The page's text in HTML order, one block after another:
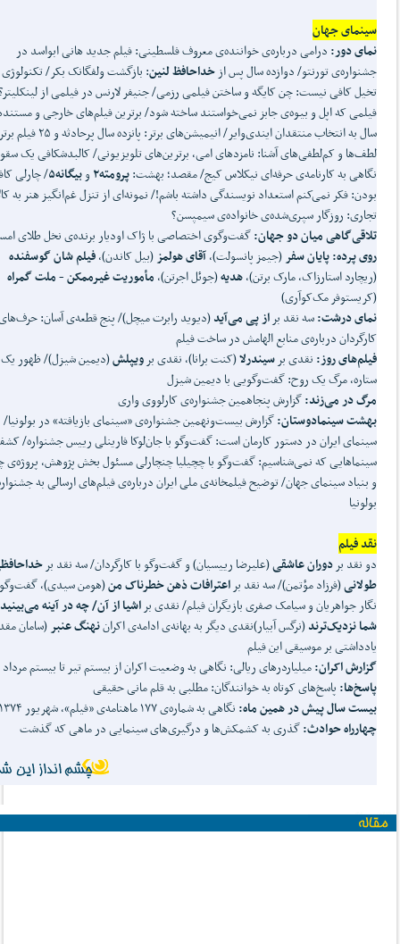
سینمای جهان
نمای دور: درامی درباره‌ی‌ خواننده‌ی‌ معروف فلسطینی: فیلم جدید هانی ابواسد در
جشنواره‌ی‌ تورنتو/ دوازده سال پس ازخداحافظ لنین: بازگشت ولفگانک بکر/
تخیل کافی نیست: چن کایگه و ساختن فیلمی رزمی/ جنیفر لارنس در فیلمی از
فیلمی که اپل و بیوه‌ی‌ جابز نمی‌خواستند ساخته شود/ برترین فیلم‌های خارجی و
سال به انتخاب منتقدان ایندی‌وایر/ انیمیشن‌های برتر: پانزده سال
لطف‌ها و کم‌لطفی‌های آشنا: نامزدهای امی، برترین‌های تلویزیونی/ کالبدشکافی یک
نگاهی به کارنامه‌ی‌ حرفه‌ای نیکلاس کیج/ مقصد؛ بهشت:پرومته۲ وبیگانه۵ / چارلی
بودن: فکر نمی‌کنم استعداد نویسندگی داشته باشم!/ نمونه‌ای از تنزل غم‌انگیز هنر به
تجاری: روزگار سپری‌شده‌ی‌ خانواده‌ی‌ سیمپسن؟
تلاقیگاهی میان دو جهان:گفت‌وگوی اختصاصی با ژاک اودیار برنده‌ی‌ نخل طلای
روی پرده:پایان سفر (جیمز پانسولت)،آقای هولمز (بیل کاندن)،فیلم شان گوسفنده
(ریچارد استارزاک، مارک برتن)،هدیه(جوئل اجرتن)، مأموریت غیرممکن - ملت گمراه
(کریستوفر مک‌کوآری)
نمای درشت:سه نقد براز پی میآید(دیوید رابرت میچل)/ پنج قطعه‌ی‌ آسان:
کارگردان درباره‌ی‌ منابع الهامش در ساخت فیلم
فیلمهای روز: نقدی برسیندرلا(کنت برانا)، نقدی برویپلش(دیمین شیزل)/ ظهور یک
ستاره، مرگ یک روح: گفت‌وگویی با دیمین شیزل
مرگ در میزند:گزارش پنجاهمین جشنواره‌ی‌ کارلووی واری
بهشت سینمادوستان:گزارش بیست‌ونهمین جشنواره‌ی‌ «سینمای بازیافته» در بولونیا/
سینمای ایران در دستور کارمان است: گفت‌وگو با جان‌لوکا فارینلی رییس جشنواره/
سینماهایی که نمی‌شناسیم: گفت‌وگو با چچیلیا چنچارلی مسئول بخش پژوهش، پروژه‌ی‌
و بنیاد سینمای جهان/ توضیح فیلمخانه‌ی‌ ملی ایران درباره‌ی‌ فیلم‌های ارسالی به
بولونیا
نقد فیلم
دو نقد بردوران عاشقی(علیرضا رییسیان) و گفت‌وگو با کارگردان/ سه نقد بر
طولانی(فرزاد مؤتمن)/ سه نقد براعترافات ذهن خطرناک من(هومن سیدی)، گفت‌وگو
نگار جواهریان و سیامک صفری بازیگران فیلم/ نقدی براشیا از آن/ چه در آینه می
شما نزدیکترند(نرگس آبیار)نقدی دیگر به بهانه‌ی‌ ادامه‌ی‌ اکراننهنگ عنبر (سامان
یادداشتی بر موسیقی این فیلم
گزارش اکران:میلیاردرهای ریالی: نگاهی به وضعیت اکران از بیستم تیر تا بیستم مرداد
پاسخها: پاسخ‌های کوتاه به خوانندگان: مطلبی به قلم مانی حقیقی
بیست سال پیش در همین ماه: نگاهی به شماره‌ی‌ ۱۷۷ ماهنامه‌ی‌ «فیلم»، شهریور ۱۳۷۴
چهارراه حوادث:گذری به کشمکش‌ها و درگیری‌های سینمایی در ماهی که گذشت